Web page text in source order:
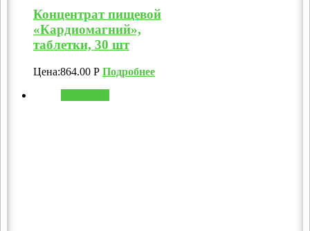
Концентрат пищевой
«Кардиомагний»,
таблетки, 30 шт
Цена:864.00 Р Подробнее